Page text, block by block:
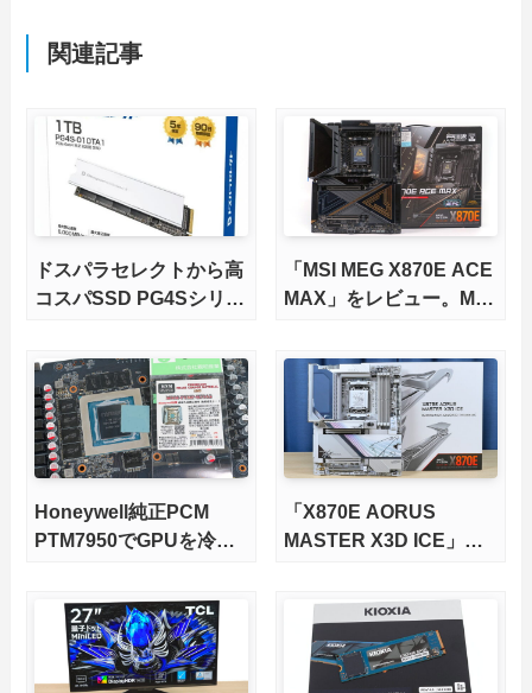
関連記事
ドスパラセレクトから高
コスパSSD PG4Sシリー
「MSI MEG X870E ACE
MAX」をレビュー。M.2
版X870Eマザーボードを
徹底検証
Honeywell純正PCM
PTM7950でGPUを冷や
「X870E AORUS
MASTER X3D ICE」を
さらに高速にする完全版
X870Eマザーボードを徹
底検証